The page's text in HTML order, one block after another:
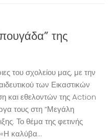
της
του σχολείου μας, με την
των Εικαστικών
και εθελοντών της Action
τους στη “Μεγάλη
Το θέμα της φετινής
καλύβα...